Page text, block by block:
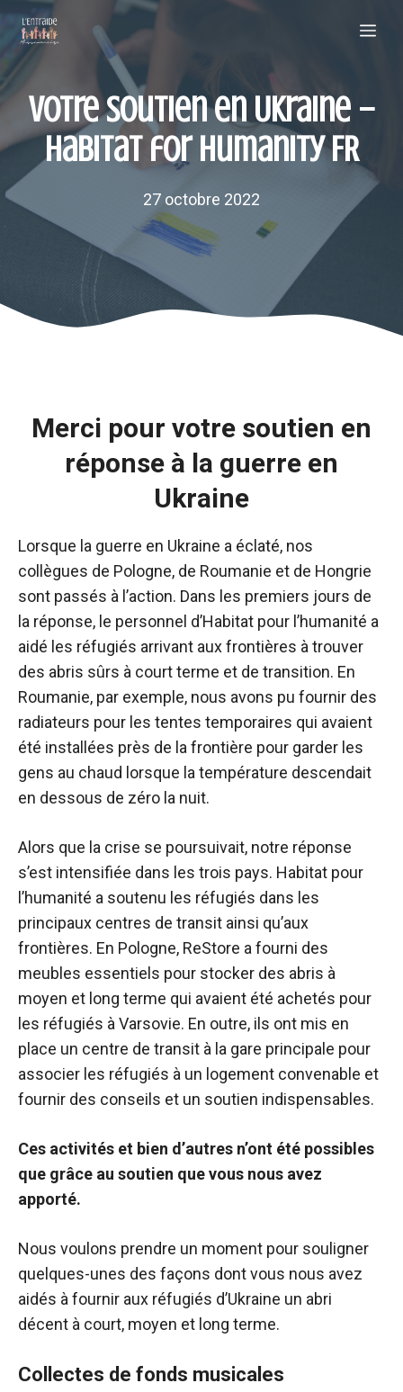
Aller
contenu
Votre soutien en Ukraine –
Habitat for Humanity FR
27 octobre 2022
Merci pour votre soutien en
réponse à la guerre en
Ukraine
Lorsque la guerre en Ukraine a éclaté, nos
collègues de Pologne, de Roumanie et de Hongrie
sont passés à l’action. Dans les premiers jours de
la réponse, le personnel d’Habitat pour l’humanité a
aidé les réfugiés arrivant aux frontières à trouver
des abris sûrs à court terme et de transition. En
Roumanie, par exemple, nous avons pu fournir des
radiateurs pour les tentes temporaires qui avaient
été installées près de la frontière pour garder les
gens au chaud lorsque la température descendait
en dessous de zéro la nuit.
Alors que la crise se poursuivait, notre réponse
s’est intensifiée dans les trois pays. Habitat pour
l’humanité a soutenu les réfugiés dans les
principaux centres de transit ainsi qu’aux
frontières. En Pologne, ReStore a fourni des
meubles essentiels pour stocker des abris à
moyen et long terme qui avaient été achetés pour
les réfugiés à Varsovie. En outre, ils ont mis en
place un centre de transit à la gare principale pour
associer les réfugiés à un logement convenable et
fournir des conseils et un soutien indispensables.
Ces activités et bien d’autres n’ont été possibles
que grâce au soutien que vous nous avez
apporté.
Nous voulons prendre un moment pour souligner
quelques-unes des façons dont vous nous avez
aidés à fournir aux réfugiés d’Ukraine un abri
décent à court, moyen et long terme.
Collectes de fonds musicales